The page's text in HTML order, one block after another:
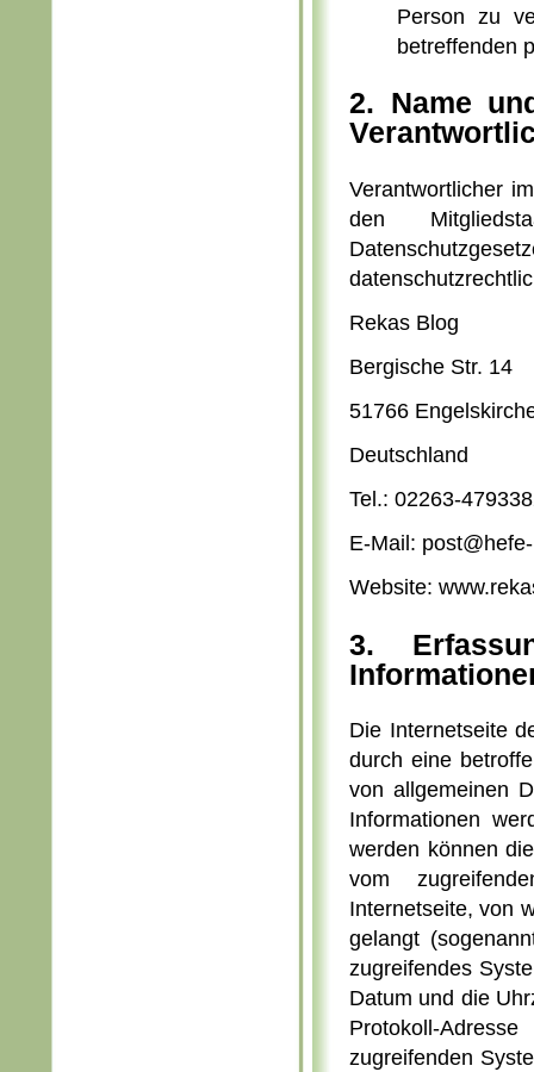
Person zu
betreffenden
2. Name
Verantwortlicher
den
Rekas Blog
Bergische Str. 14
51766
Deutschland
Tel.: 02263-
E-Mail:
Website:
3.
Die Internetseite
durch eine
von allgemeinen
Informationen
werden können
vom
Internetseite, von
gelangt
zugreifendes
Datum und die
Protokoll-
zugreifenden